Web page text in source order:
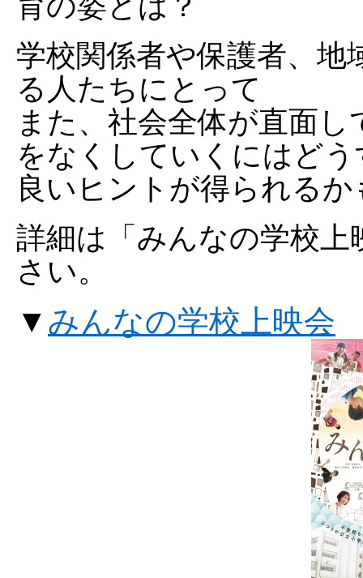
学校関係者や保護者、
る人たちにとって
また、社会全体が直面
をなくしていくにはど
良いヒントが得られる
詳細は「みんなの学校上
さい。
▼ みんなの学校上映会